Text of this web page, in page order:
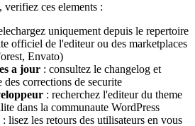
ces elements :
uniquement depuis le repertoire
officiel de l'editeur ou des marketplaces
Envato)
a jour : consultez le changelog et
corrections de securite
: recherchez l'editeur du theme
dans la communaute WordPress
: lisez les retours des utilisateurs en vous